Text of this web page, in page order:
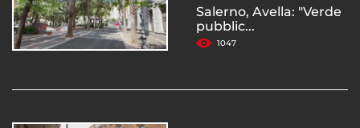
Salerno, Avella: "Verde
pubblic...
1047